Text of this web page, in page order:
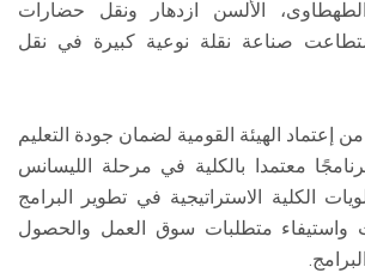
الألسن ازدهار ونقل حضارات
صناعة نقلة نوعية كبيرة في نقل
إعتماد الهيئة القومية لضمان جودة التعليم
لعدد 14 برنامجًا معتمدا بالكلية في مرحلة الليسانس
الكلية الاستراتيجية في تطوير البرامج
واستيفاء متطلبات سوق العمل والحصول